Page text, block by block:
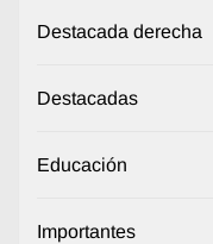
Destacada derecha
Destacadas
Educación
Importantes